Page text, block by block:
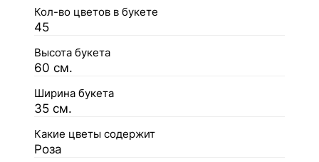
Кол-во цветов в букете
45
Высота букета
60 см.
Ширина букета
35 см.
Какие цветы содержит
Роза